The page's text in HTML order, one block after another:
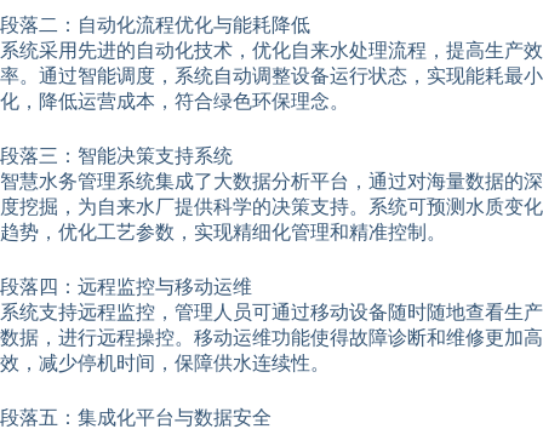
段落二：自动化流程优化与能耗降低
系统采用先进的自动化技术，优化自来水处理流程，提高生产效
率。通过智能调度，系统自动调整设备运行状态，实现能耗最小
化，降低运营成本，符合绿色环保理念。
段落三：智能决策支持系统
智慧水务管理系统集成了大数据分析平台，通过对海量数据的深
度挖掘，为自来水厂提供科学的决策支持。系统可预测水质变化
趋势，优化工艺参数，实现精细化管理和精准控制。
段落四：远程监控与移动运维
系统支持远程监控，管理人员可通过移动设备随时随地查看生产
数据，进行远程操控。移动运维功能使得故障诊断和维修更加高
效，减少停机时间，保障供水连续性。
段落五：集成化平台与数据安全